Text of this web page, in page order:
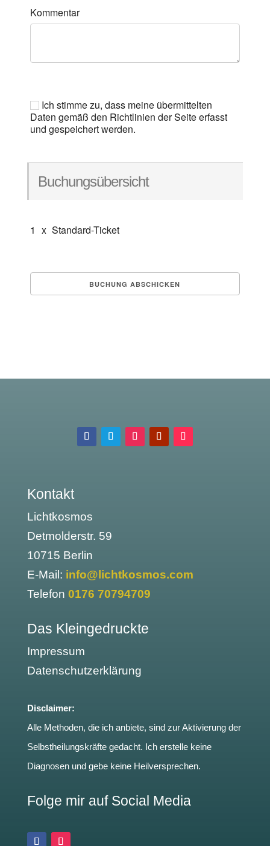
Kommentar
Ich stimme zu, dass meine übermittelten
Daten gemäß den Richtlinien der Seite erfasst
und gespeichert werden.
Buchungsübersicht
1 x Standard-Ticket
Kontakt
Lichtkosmos
Detmolderstr. 59
10715 Berlin
E-Mail: info@lichtkosmos.com
Telefon 0176 70794709
Das Kleingedruckte
Impressum
Datenschutzerklärung
Disclaimer:
Alle Methoden, die ich anbiete, sind zur Aktivierung der
Selbstheilungskräfte gedacht. Ich erstelle keine
Diagnosen und gebe keine Heilversprechen.
Folge mir auf Social Media